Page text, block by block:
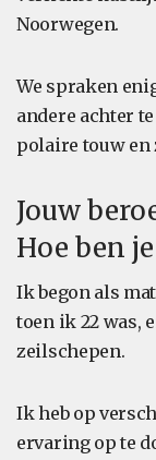
Noorwegen.
We spraken
andere achter
polaire touw en
Jouw
Hoe ben
Ik begon als
toen ik 22 was,
zeilschepen.
Ik heb op
ervaring op te